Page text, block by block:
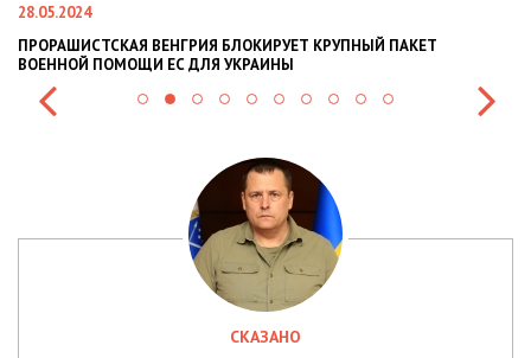
28.05.2024
ПРОРАШИСТСКАЯ ВЕНГРИЯ БЛОКИРУЕТ КРУПНЫЙ ПАКЕТ
ВОЕННОЙ ПОМОЩИ ЕС ДЛЯ УКРАИНЫ
СКАЗАНО